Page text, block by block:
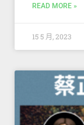
READ MORE »
15 5 月, 2023